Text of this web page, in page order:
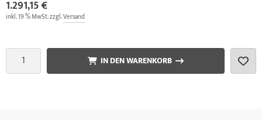
1.291,15 €
inkl. 19 % MwSt. zzgl.Versand
IN DEN WARENKORB